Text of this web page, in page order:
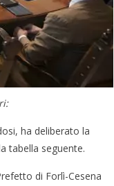
ha deliberato la
tabella seguente.
di Forlì-Cesena